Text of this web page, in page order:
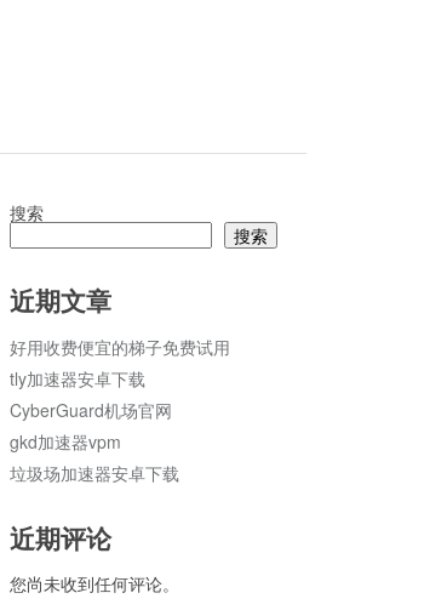
搜索
搜索
近期文章
好用收费便宜的梯子免费试用
tly加速器安卓下载
CyberGuard机场官网
gkd加速器vpm
垃圾场加速器安卓下载
近期评论
您尚未收到任何评论。